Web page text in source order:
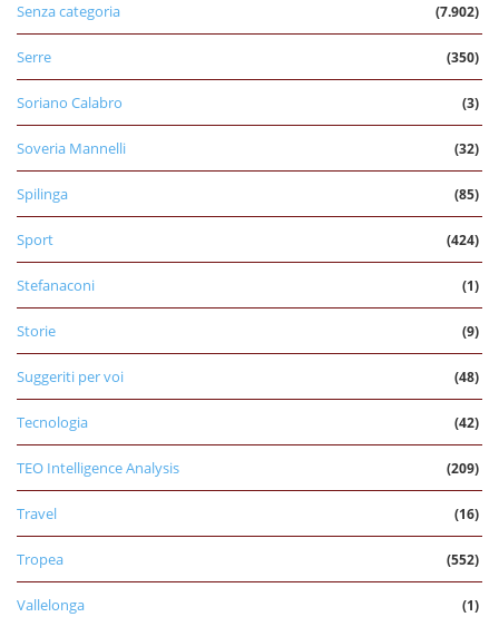
Senza categoria (7.902)
Serre (350)
Soriano Calabro (3)
Soveria Mannelli (32)
Spilinga (85)
Sport (424)
Stefanaconi (1)
Storie (9)
Suggeriti per voi (48)
Tecnologia (42)
TEO Intelligence Analysis (209)
Travel (16)
Tropea (552)
Vallelonga (1)